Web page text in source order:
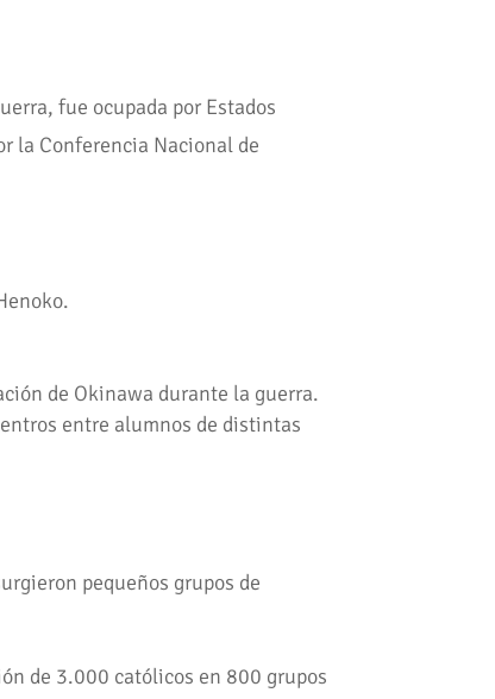
fue ocupada por Estados
la Conferencia Nacional de
de Okinawa durante la guerra.
entre alumnos de distintas
pequeños grupos de
de 3.000 católicos en 800 grupos